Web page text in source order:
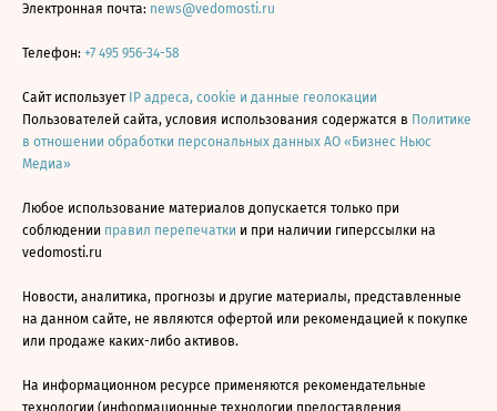
Электронная почта: news@vedomosti.ru
Телефон: +7 495 956-34-58
Сайт использует IP адреса, cookie и данные геолокации
Пользователей сайта, условия использования содержатся в Политике
в отношении обработки персональных данных АО «Бизнес Ньюс
Медиа»
Любое использование материалов допускается только при
соблюдении правил перепечатки и при наличии гиперссылки на
vedomosti.ru
Новости, аналитика, прогнозы и другие материалы, представленные
на данном сайте, не являются офертой или рекомендацией к покупке
или продаже каких-либо активов.
На информационном ресурсе применяются рекомендательные
технологии (информационные технологии предоставления